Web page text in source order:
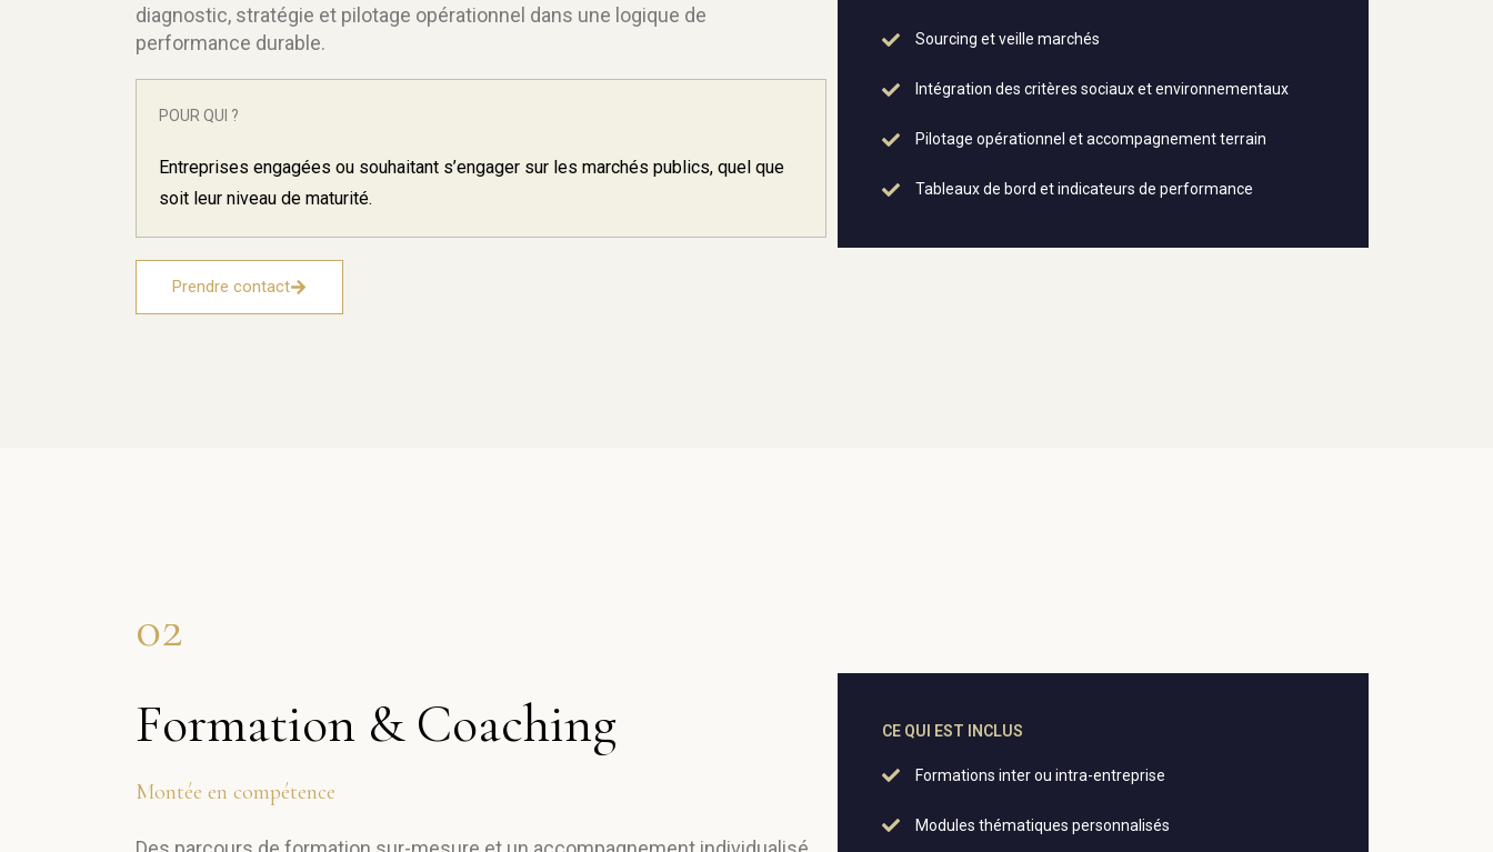
diagnostic, stratégie et pilotage opérationnel dans une logique de
performance durable.
POUR QUI ?
Entreprises engagées ou souhaitant s’engager sur les marchés publics, quel que
soit leur niveau de maturité.
Prendre contact
Sourcing et veille marchés
Intégration des critères sociaux et environnementaux
Pilotage opérationnel et accompagnement terrain
Tableaux de bord et indicateurs de performance
02
Formation & Coaching
Montée en compétence
CE QUI EST INCLUS
Formations inter ou intra-entreprise
Modules thématiques personnalisés